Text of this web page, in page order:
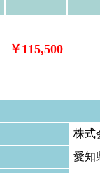
￥115,500
株式
愛知